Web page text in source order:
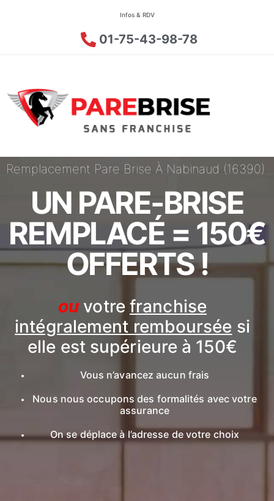
Infos & RDV
01-75-43-98-78
Remplacement Pare Brise À Nabinaud (16390)
UN PARE-BRISE
REMPLACÉ = 150€
OFFERTS !
ou votre franchise
intégralement remboursée si
elle est supérieure à 150€
Vous n’avancez aucun frais
Nous nous occupons des formalités avec votre
assurance
On se déplace à l’adresse de votre choix